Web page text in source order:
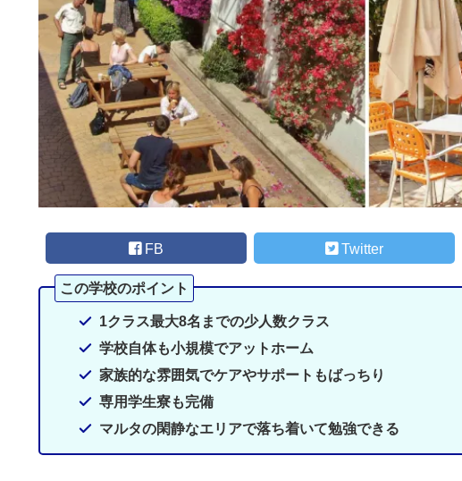
FB Twitter
1クラス最大8名までの少人数クラス
学校自体も小規模でアットホーム
家族的な雰囲気でケアやサポートもばっちり
専用学生寮も完備
マルタの閑静なエリアで落ち着いて勉強できる